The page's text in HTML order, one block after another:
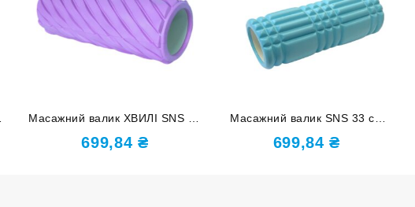
Масажний валик ХВИЛІ SNS 33
см світло-фіолетовий XW7-33-
purple-
699,84₴
Масажний валик SNS 33 см
блакитний EVASX3-33-blue-X
699,84₴